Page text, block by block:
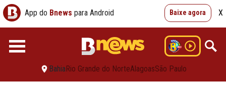
App do Bnews para Android Baixe agora X
BahiaRio Grande do NorteAlagoasSão Paulo